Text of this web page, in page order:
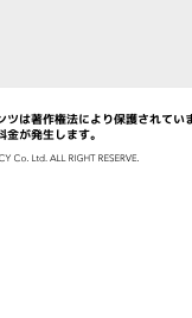
ツは著作権法により保護されてい
が発生します。